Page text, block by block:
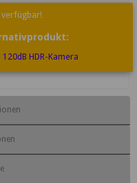
120dB HDR-Kamera